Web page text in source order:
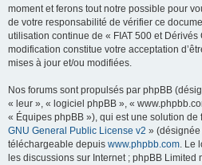
moment et ferons tout notre possible pour
de votre responsabilité de vérifier ce
utilisation continue de « FIAT 500 et
modification constitue votre acceptation
mises à jour et/ou modifiées.
Nos forums sont propulsés par phpBB
« leur », « logiciel phpBB », «
« Équipes phpBB »), qui est une solution de
GNU General Public License v2 »
téléchargeable depuis www.phpbb.com. Le
les discussions sur Internet ; phpBB Limited